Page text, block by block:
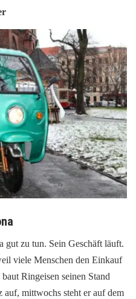
gut zu tun. Sein Geschäft läuft.
viele Menschen den Einkauf
Ringeisen seinen Stand
mittwochs steht er auf dem